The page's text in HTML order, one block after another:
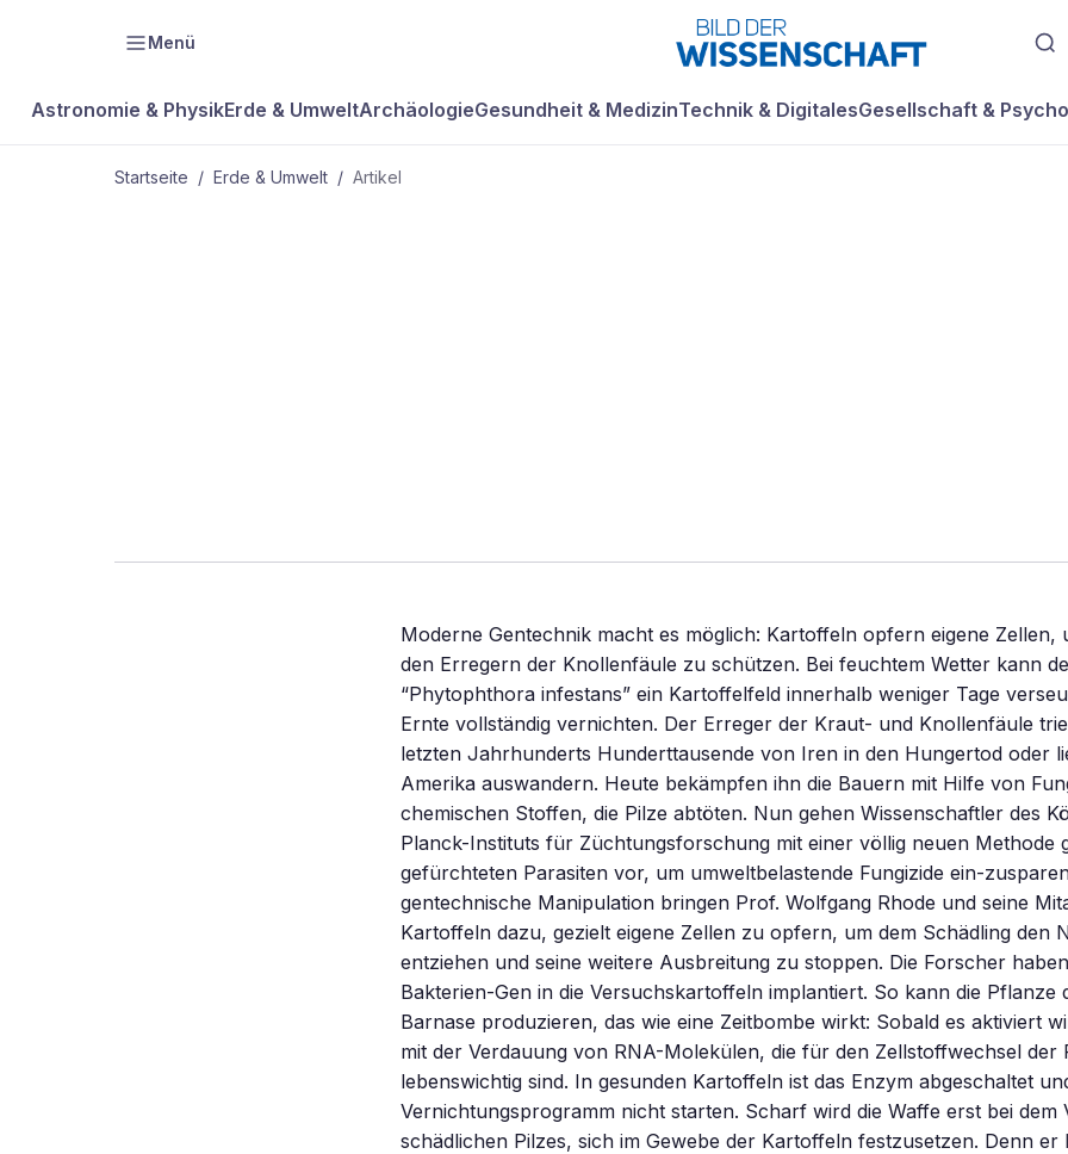
Menü
Astronomie & PhysikErde & UmweltArchäologieGesundheit & MedizinTechnik & DigitalesGesellschaft &
Startseite / Erde & Umwelt / Artikel
Moderne Gentechnik macht es möglich: Kartoffeln opfern eigene Zellen,
den Erregern der Knollenfäule zu schützen. Bei feuchtem Wetter kann
“Phytophthora infestans” ein Kartoffelfeld innerhalb weniger Tage
Ernte vollständig vernichten. Der Erreger der Kraut- und Knollenfäule
letzten Jahrhunderts Hunderttausende von Iren in den Hungertod oder
Amerika auswandern. Heute bekämpfen ihn die Bauern mit Hilfe von
chemischen Stoffen, die Pilze abtöten. Nun gehen Wissenschaftler des
Planck-Instituts für Züchtungsforschung mit einer völlig neuen Methode
gefürchteten Parasiten vor, um umweltbelastende Fungizide ein-
gentechnische Manipulation bringen Prof. Wolfgang Rhode und seine
Kartoffeln dazu, gezielt eigene Zellen zu opfern, um dem Schädling den
entziehen und seine weitere Ausbreitung zu stoppen. Die Forscher
Bakterien-Gen in die Versuchskartoffeln implantiert. So kann die Pflanze
Barnase produzieren, das wie eine Zeitbombe wirkt: Sobald es aktiviert
mit der Verdauung von RNA-Molekülen, die für den Zellstoffwechsel der
lebenswichtig sind. In gesunden Kartoffeln ist das Enzym abgeschaltet
Vernichtungsprogramm nicht starten. Scharf wird die Waffe erst bei dem
schädlichen Pilzes, sich im Gewebe der Kartoffeln festzusetzen. Denn er